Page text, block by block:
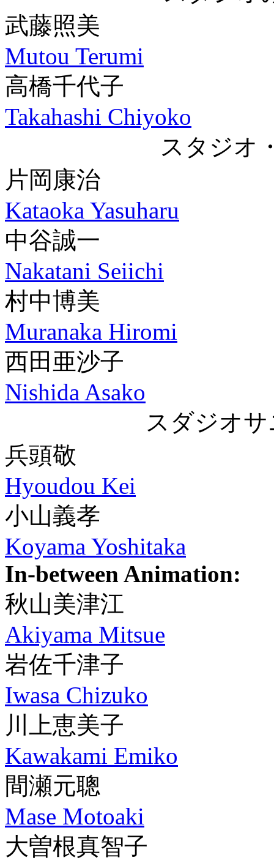
武藤照美
Mutou Terumi
高橋千代子
Takahashi Chiyoko
スタジオ
片岡康治
Kataoka Yasuharu
中谷誠一
Nakatani Seiichi
村中博美
Muranaka Hiromi
西田亜沙子
Nishida Asako
スダジオサ
兵頭敬
Hyoudou Kei
小山義孝
Koyama Yoshitaka
In-between Animation:
秋山美津江
Akiyama Mitsue
岩佐千津子
Iwasa Chizuko
川上恵美子
Kawakami Emiko
間瀬元聰
Mase Motoaki
大曽根真智子